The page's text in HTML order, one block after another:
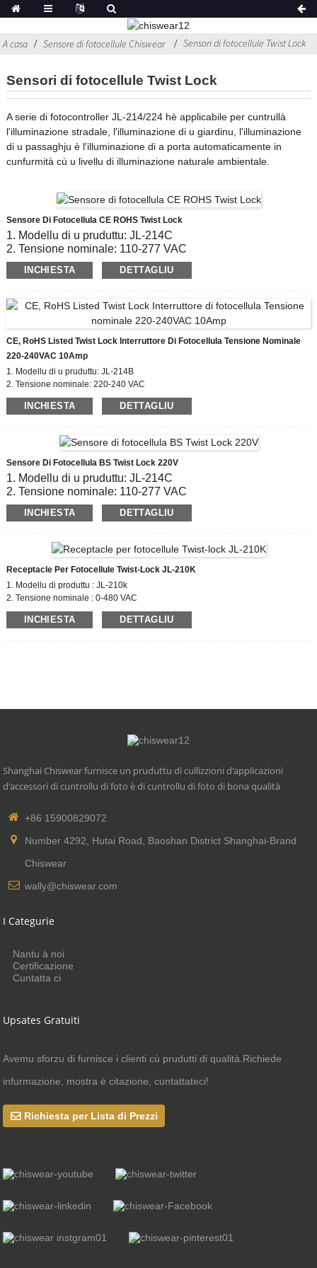
A casa Sensore di fotocellule Chiswear Sensori di fotocellule Twist Lock
Sensori di fotocellule Twist Lock
A serie di fotocontroller JL-214/224 hè applicabile per cuntrullà
l'illuminazione stradale, l'illuminazione di u giardinu, l'illuminazione
di u passaghju è l'illuminazione di a porta automaticamente in
cunfurmità cù u livellu di illuminazione naturale ambientale.
Sensore Di Fotocellula CE ROHS Twist Lock
1. Modellu di u pruduttu: JL-214C
2. Tensione nominale: 110-277 VAC
3. On / OFF Livellu Lux: 6 Lx on;50 Lx off
.Conforme standard: CE, ROHS
INCHIESTA DETTAGLIU
CE, RoHS Listed Twist Lock Interruttore Di Fotocellula Tensione Nominale
220-240VAC 10Amp
1. Modellu di u pruduttu: JL-214B
2. Tensione nominale: 220-240 VAC
3. On / OFF Livellu Lux: 6 Lx on;50 Lx off
4. Vita elettrica: 5000
INCHIESTA DETTAGLIU
Sensore Di Fotocellula BS Twist Lock 220V
1. Modellu di u pruduttu: JL-214C
2. Tensione nominale: 110-277 VAC
3. On / OFF Livellu Lux: 6 Lx on;50 Lx off
4. Vita elettrica: 5000
INCHIESTA DETTAGLIU
Receptacle Per Fotocellule Twist-Lock JL-210K
1. Modellu di produttu : JL-210k
2. Tensione nominale : 0-480 VAC
3. Materiale: PC
5. Conforme Standard: CE, ROHS
INCHIESTA DETTAGLIU
Shanghai Chiswear furnisce un pruduttu di cullizzioni d'applicazioni
d'accessori di cuntrollu di foto è di cuntrollu di foto di bona qualità
+86 15900829072
Number 4292, Hutai Road, Baoshan District Shanghai-Brand
Chiswear
wally@chiswear.com
I Categurie
Nantu à noi
Certificazione
Cuntatta ci
Upsates Gratuiti
Avemu sforzu di furnisce i clienti cù prudutti di qualità.Richiede
infurmazione, mostra è citazione, cuntattateci!
Richiesta per Lista di Prezzi